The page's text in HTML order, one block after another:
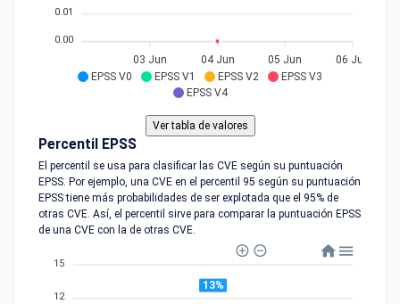
EPSS V0 EPSS V1 EPSS V2
EPSS V3
EPSS V4
0.01
0.00
03 Jun 04 Jun 05 Jun 06 Jun
Percentil EPSS
El percentil se usa para clasificar las CVE según su puntuación
EPSS. Por ejemplo, una CVE en el percentil 95 según su puntuación
EPSS tiene más probabilidades de ser explotada que el 95% de
otras CVE. Así, el percentil sirve para comparar la puntuación EPSS
de una CVE con la de otras CVE.
15
12
13%